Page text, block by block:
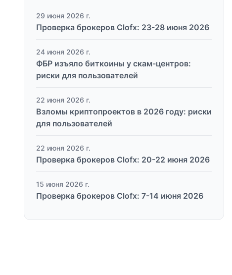
29 июня 2026 г.
Проверка брокеров Clofx: 23-28 июня 2026
24 июня 2026 г.
ФБР изъяло биткоины у скам-центров:
риски для пользователей
22 июня 2026 г.
Взломы криптопроектов в 2026 году: риски
для пользователей
22 июня 2026 г.
Проверка брокеров Clofx: 20-22 июня 2026
15 июня 2026 г.
Проверка брокеров Clofx: 7-14 июня 2026